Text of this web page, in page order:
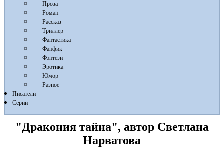
Проза
Роман
Рассказ
Триллер
Фантастика
Фанфик
Фэнтези
Эротика
Юмор
Разное
Писатели
Серии
"Дракония тайна", автор Светлана
Нарватова